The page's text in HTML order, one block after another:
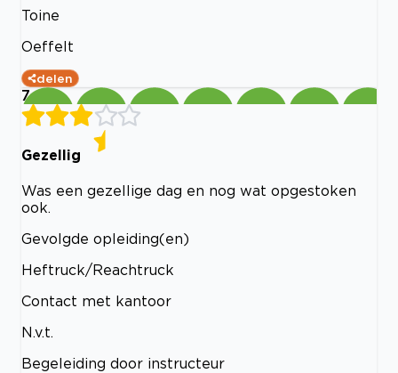
Toine
Oeffelt
delen
7
Gezellig
Was een gezellige dag en nog wat opgestoken
ook.
Gevolgde opleiding(en)
Heftruck/Reachtruck
Contact met kantoor
N.v.t.
Begeleiding door instructeur